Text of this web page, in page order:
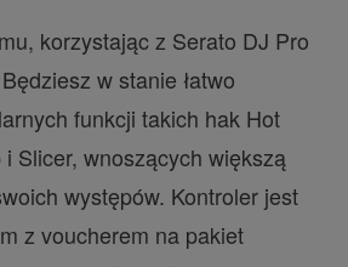
korzystając z Serato DJ Pro
w stanie łatwo
funkcji takich hak Hot
Slicer, wnoszących większą
występów. Kontroler jest
z voucherem na pakiet